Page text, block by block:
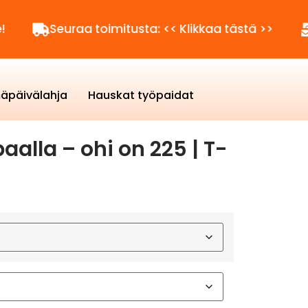
toimitusta: << Klikkaa tästä >>
Hauskat työpaidat
– ohi on 225 | T-